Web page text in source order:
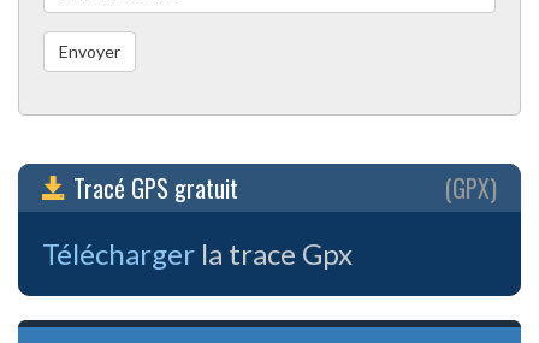
Tracé GPS gratuit (GPX)
Télécharger la trace Gpx